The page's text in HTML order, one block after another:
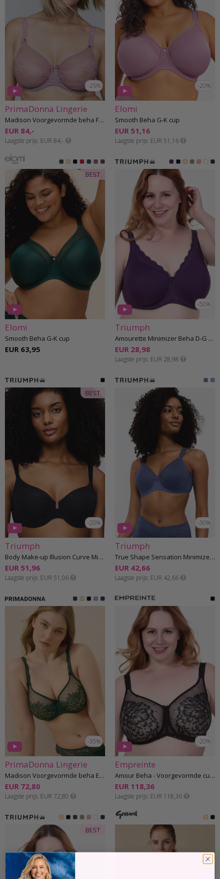
-25%
PrimaDonna Lingerie
Madison Voorgevormde beha F-H cup
EUR 84,-
Laagste prijs EUR 84,-
-20%
Elomi
Smooth Beha G-K cup
EUR 51,16
Laagste prijs EUR 51,16
BEST
Elomi
Smooth Beha G-K cup
EUR 63,95
-50%
Triumph
Amourette Minimizer Beha D-G cup
EUR 28,98
Laagste prijs EUR 28,98
-20%
BEST
Triumph
Body Make-up Illusion Curve Minimizer Beha D-G cup
EUR 51,96
Laagste prijs EUR 51,96
-30%
Triumph
True Shape Sensation Minimizer Beha D-H cup
EUR 42,66
Laagste prijs EUR 42,66
-35%
PrimaDonna Lingerie
Madison Voorgevormde beha E-H cup
EUR 72,80
Laagste prijs EUR 72,80
-20%
Empreinte
Amour Beha - Voorgevormde cups E-G cup
EUR 118,36
Laagste prijs EUR 118,36
BEST